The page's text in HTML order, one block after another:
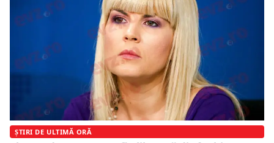
ȘTIRI DE ULTIMĂ ORĂ